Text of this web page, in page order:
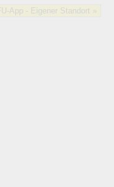
App - Eigener Standort »